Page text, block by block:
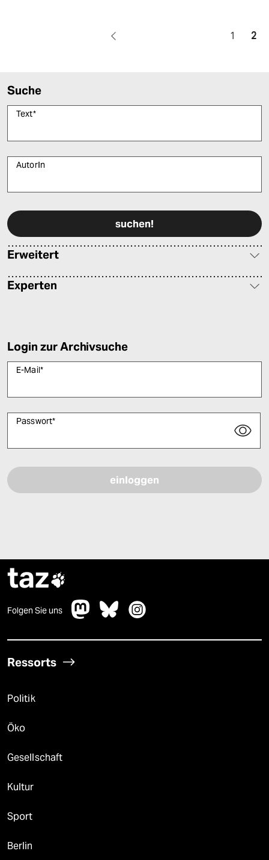
1 2
Suche
Text*
AutorIn
Erweitert
Experten
Login zur Archivsuche
E-Mail*
Passwort*
taz
Folgen Sie uns
Ressorts
Politik
Öko
Gesellschaft
Kultur
Sport
Berlin